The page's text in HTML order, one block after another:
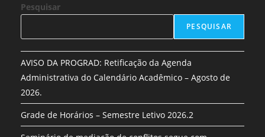
Pesquisar
PESQUISAR
AVISO DA PROGRAD: Retificação da Agenda
Administrativa do Calendário Acadêmico – Agosto de
2026.
Grade de Horários – Semestre Letivo 2026.2